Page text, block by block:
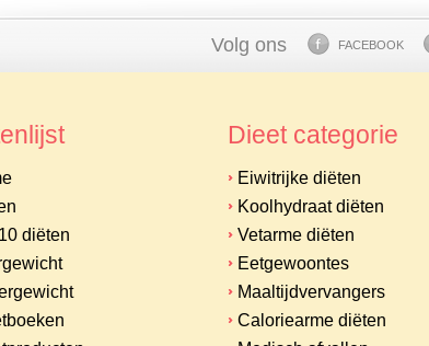
Volg ons FACEBOOK
diëten
Dieet categorie
Eiwitrijke diëten
Koolhydraat diëten
Vetarme diëten
Eetgewoontes
Maaltijdvervangers
Caloriearme diëten